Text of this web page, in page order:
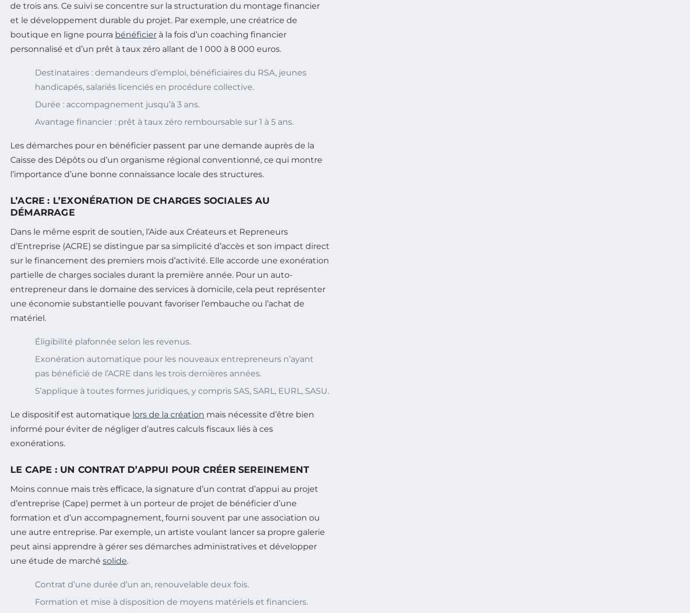
de trois ans. Ce suivi se concentre sur la structuration du montage financier
et le développement durable du projet. Par exemple, une créatrice de
boutique en ligne pourra bénéficier à la fois d’un coaching financier
personnalisé et d’un prêt à taux zéro allant de 1 000 à 8 000 euros.
Destinataires : demandeurs d’emploi, bénéficiaires du RSA, jeunes
handicapés, salariés licenciés en procédure collective.
Durée : accompagnement jusqu’à 3 ans.
Avantage financier : prêt à taux zéro remboursable sur 1 à 5 ans.
Les démarches pour en bénéficier passent par une demande auprès de la
Caisse des Dépôts ou d’un organisme régional conventionné, ce qui montre
l’importance d’une bonne connaissance locale des structures.
L’ACRE : L’EXONÉRATION DE CHARGES SOCIALES AU
DÉMARRAGE
Dans le même esprit de soutien, l’Aide aux Créateurs et Repreneurs
d’Entreprise (ACRE) se distingue par sa simplicité d’accès et son impact direct
sur le financement des premiers mois d’activité. Elle accorde une exonération
partielle de charges sociales durant la première année. Pour un auto-
entrepreneur dans le domaine des services à domicile, cela peut représenter
une économie substantielle pouvant favoriser l’embauche ou l’achat de
matériel.
Éligibilité plafonnée selon les revenus.
Exonération automatique pour les nouveaux entrepreneurs n’ayant
pas bénéficié de l’ACRE dans les trois dernières années.
S’applique à toutes formes juridiques, y compris SAS, SARL, EURL, SASU.
Le dispositif est automatique lors de la création mais nécessite d’être bien
informé pour éviter de négliger d’autres calculs fiscaux liés à ces
exonérations.
LE CAPE : UN CONTRAT D’APPUI POUR CRÉER SEREINEMENT
Moins connue mais très efficace, la signature d’un contrat d’appui au projet
d’entreprise (Cape) permet à un porteur de projet de bénéficier d’une
formation et d’un accompagnement, fourni souvent par une association ou
une autre entreprise. Par exemple, un artiste voulant lancer sa propre galerie
peut ainsi apprendre à gérer ses démarches administratives et développer
une étude de marché solide.
Contrat d’une durée d’un an, renouvelable deux fois.
Formation et mise à disposition de moyens matériels et financiers.